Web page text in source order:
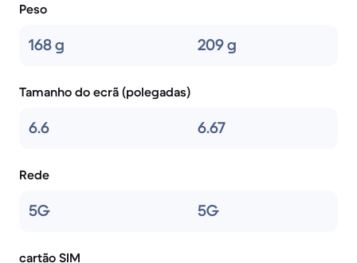
Peso
168 g 209 g
Tamanho do ecrã (polegadas)
6.6 6.67
Rede
5G 5G
cartão SIM